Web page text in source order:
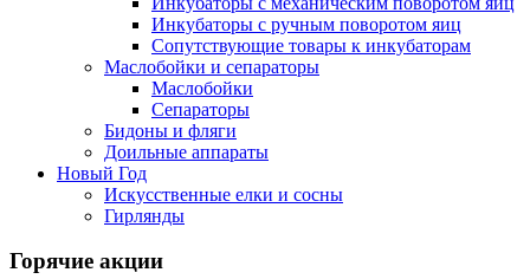
Инкубаторы с ручным поворотом яиц
Сопутствующие товары к инкубаторам
Маслобойки и сепараторы
Маслобойки
Сепараторы
Бидоны и фляги
Доильные аппараты
Новый Год
Искусственные елки и сосны
Гирлянды
Горячие акции